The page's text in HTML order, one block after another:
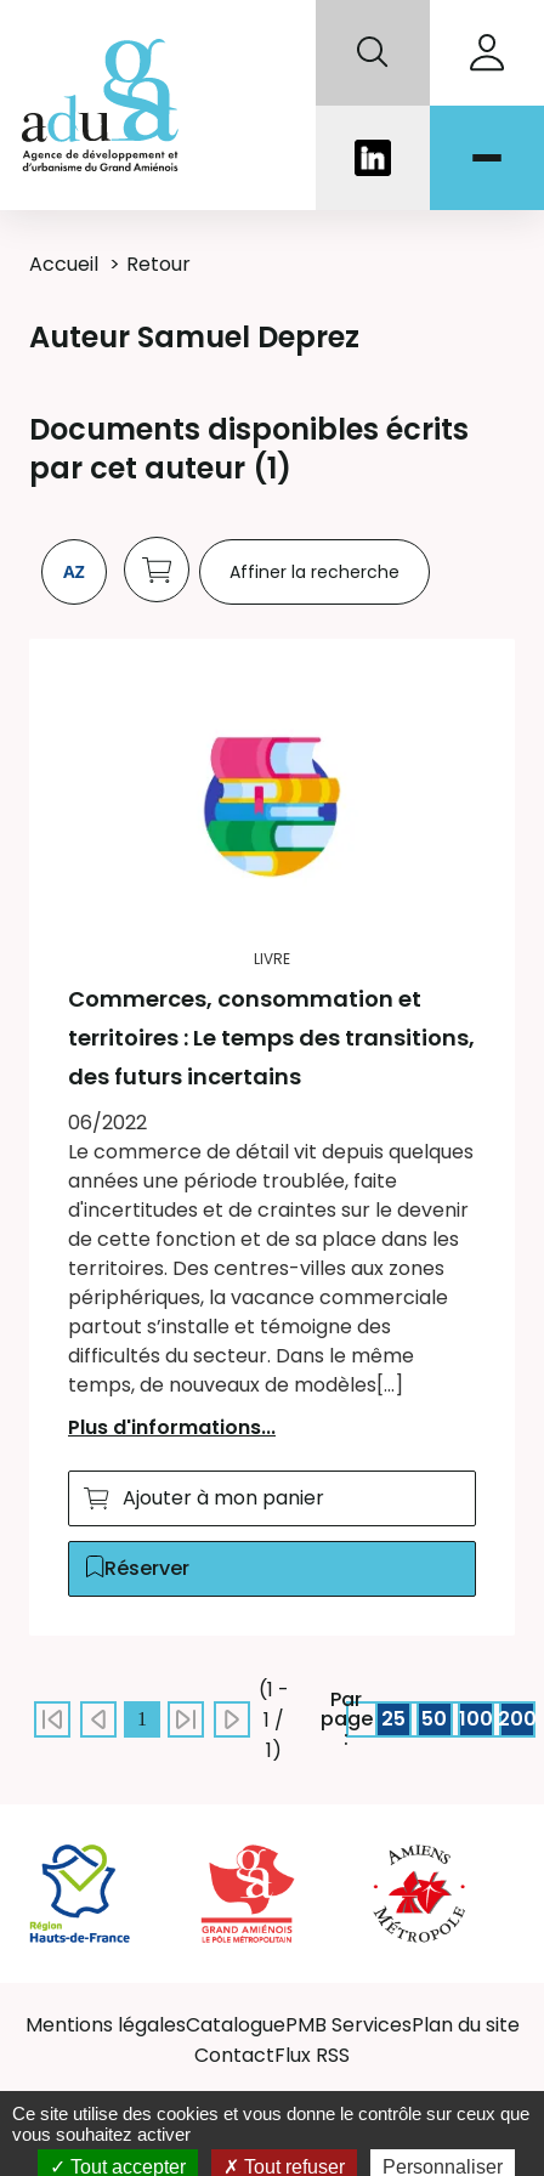
Afficher les ressources
Accueil Retour
Auteur Samuel Deprez
Documents disponibles écrits
par cet auteur (1)
Affiner la recherche
LIVRE
Commerces, consommation et
territoires : Le temps des transitions,
des futurs incertains
06/2022
Le commerce de détail vit depuis quelques
années une période troublée, faite
d'incertitudes et de craintes sur le devenir
de cette fonction et de sa place dans les
territoires. Des centres-villes aux zones
périphériques, la vacance commerciale
partout s’installe et témoigne des
difficultés du secteur. Dans le même
temps, de nouveaux de modèles[...]
Plus d'informations...
Ajouter à mon panier
Réserver
1
(1 -
1 /
1)
Par
page
:
25 50 100 200
Mentions légalesCataloguePMB ServicesPlan du site
ContactFlux RSS
Ce site utilise des cookies et vous donne le contrôle sur ceux que
vous souhaitez activer
Tout accepter
Tout refuser Personnaliser